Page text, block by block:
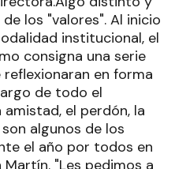
los "valores". Al inicio
institucional, el
consigna una serie
en forma
de todo el
el perdón, la
algunos de los
el año por todos en
"Les pedimos a